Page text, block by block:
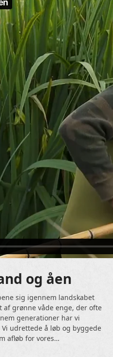
og åen
sig igennem landskabet
af grønne våde enge, der ofte
generationer har vi
udrettede å løb og byggede
afløb for vores…